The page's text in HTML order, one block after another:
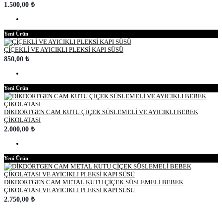
1.500,00 ₺
Yeni Ürün
ÇİÇEKLİ VE AYICIKLI PLEKSİ KAPI SÜSÜ
850,00 ₺
Yeni Ürün
DİKDÖRTGEN CAM KUTU ÇİÇEK SÜSLEMELİ VE AYICIKLI BEBEK
ÇİKOLATASI
2.000,00 ₺
Yeni Ürün
DİKDÖRTGEN CAM METAL KUTU ÇİÇEK SÜSLEMELİ BEBEK
ÇİKOLATASI VE AYICIKLI PLEKSİ KAPI SÜSÜ
2.750,00 ₺